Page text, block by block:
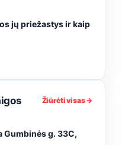
jų priežastys ir kaip
Žiūrėti visas →
Gumbinės g. 33C,